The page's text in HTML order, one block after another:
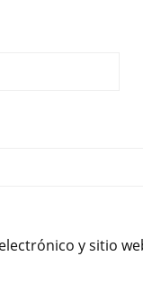
y sitio